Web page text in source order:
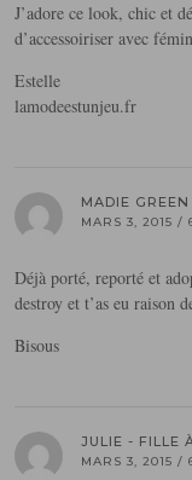
J’adore ce look, chic et
d’accessoiriser avec
Estelle
lamodeestunjeu.fr
MADIE GREEN
MARS 3, 2015 /
Déjà porté, reporté et
destroy et t’as eu raison
Bisous
JULIE - FILLE
MARS 3, 2015 /